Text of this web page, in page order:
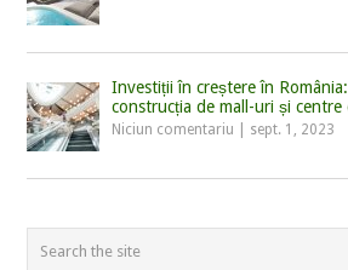
Investiții în creștere în
construcția de mall-uri și centre
Niciun comentariu sept. 1, 2023